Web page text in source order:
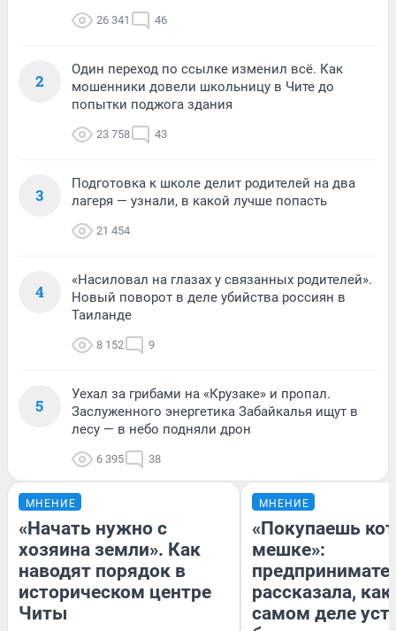
26 341 46
2
Один переход по ссылке изменил всё. Как
мошенники довели школьницу в Чите до
попытки поджога здания
23 758 43
3
Подготовка к школе делит родителей на два
лагеря — узнали, в какой лучше попасть
21 454
4
«Насиловал на глазах у связанных родителей».
Новый поворот в деле убийства россиян в
Таиланде
8 152 9
5
Уехал за грибами на «Крузаке» и пропал.
Заслуженного энергетика Забайкалья ищут в
лесу — в небо подняли дрон
6 395 38
МНЕНИЕ
«Начать нужно с
хозяина земли». Как
наводят порядок в
историческом центре
Читы
МНЕНИЕ
«Покупаешь
мешке»:
рассказала, как
самом деле